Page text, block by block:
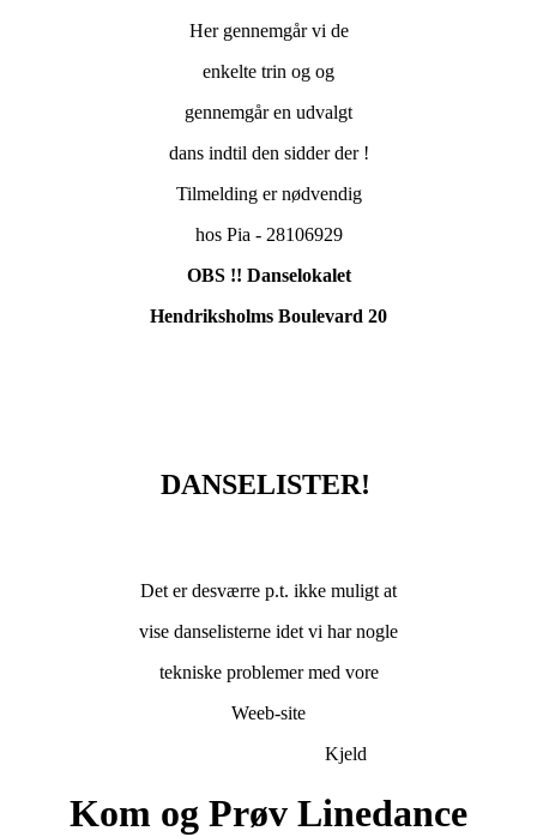
Her gennemgår vi de
enkelte trin og og
gennemgår en udvalgt
dans indtil den sidder der !
Tilmelding er nødvendig
hos Pia - 28106929
OBS !! Danselokalet
Hendriksholms Boulevard 20
DANSELISTER!
Det er desværre p.t. ikke muligt at
vise danselisterne idet vi har nogle
tekniske problemer med vore
Weeb-site
Kjeld
Kom og Prøv Linedance